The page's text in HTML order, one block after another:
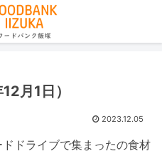
月1日）
2023.12.05
ドライブで集まったの食材